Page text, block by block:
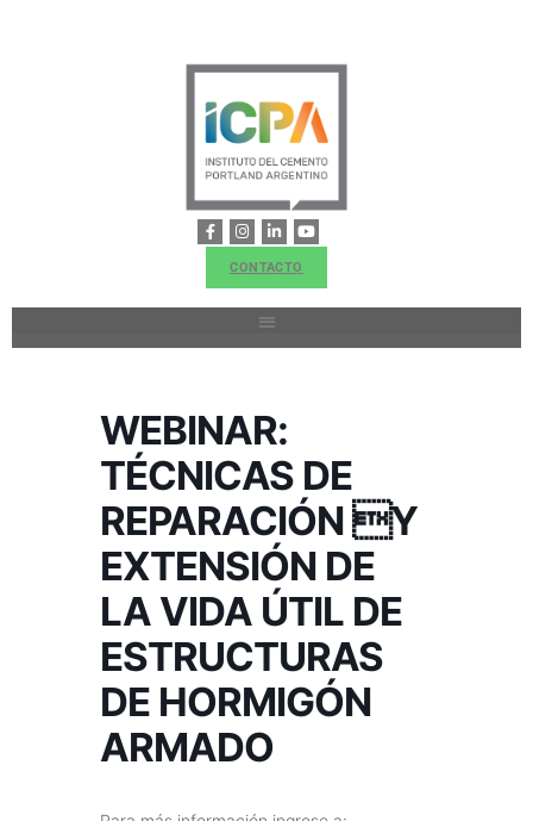
CONTACTO
WEBINAR:
TÉCNICAS DE
REPARACIÓN Y
EXTENSIÓN DE
LA VIDA ÚTIL DE
ESTRUCTURAS
DE HORMIGÓN
ARMADO